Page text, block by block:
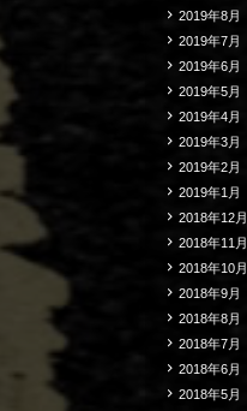
2019年8月
2019年7月
2019年6月
2019年5月
2019年4月
2019年3月
2019年2月
2019年1月
2018年12月
2018年11月
2018年10月
2018年9月
2018年8月
2018年7月
2018年6月
2018年5月